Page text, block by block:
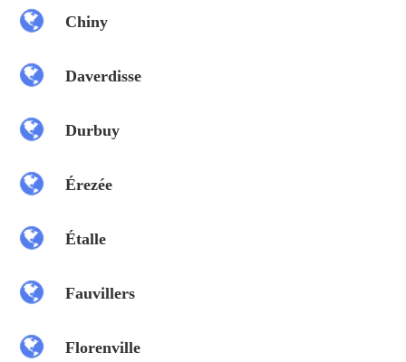
Chiny
Daverdisse
Durbuy
Érezée
Étalle
Fauvillers
Florenville